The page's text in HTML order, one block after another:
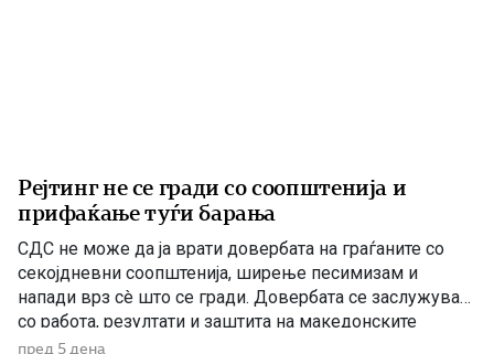
Рејтинг не се гради со соопштенија и
прифаќање туѓи барања
СДС не може да ја врати довербата на граѓаните со
секојдневни соопштенија, ширење песимизам и
напади врз сè што се гради. Довербата се заслужува
со работа, резултати и заштита на македонските
национални и државни интереси. По седумгодишното
пред 5 дена